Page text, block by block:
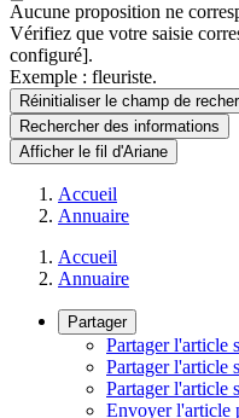
Aucune proposition ne
Vérifiez que votre saisie
configuré].
Exemple : fleuriste.
Réinitialiser le champ de
Rechercherdes informations
Afficher le fil d'Ariane
Accueil
Annuaire
Accueil
Annuaire
Partager
Partager l'article
Partager l'article
Partager l'article
Envoyer l'article